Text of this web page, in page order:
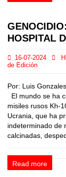
HOSPITAL
16-07-2024
de Edición
Por: Luis
El mundo se ha
misiles rusos Kh-
Ucrania, que ha
indeterminado de
calcinadas,
Read more